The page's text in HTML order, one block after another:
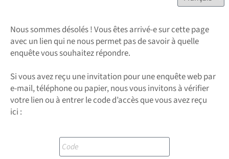
Nous sommes désolés ! Vous êtes arrivé-e sur cette page
avec un lien qui ne nous permet pas de savoir à quelle
enquête vous souhaitez répondre.
Si vous avez reçu une invitation pour une enquête web par
e-mail, téléphone ou papier, nous vous invitons à vérifier
votre lien ou à entrer le code d’accès que vous avez reçu
ici :